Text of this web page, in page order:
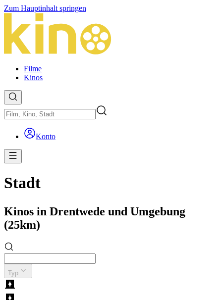
Zum Hauptinhalt springen
Filme
Kinos
Konto
Stadt
Kinos in Drentwede und Umgebung
(25km)
Typ